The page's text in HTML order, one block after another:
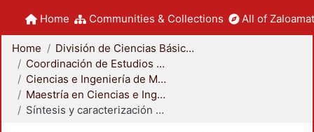
Home Communities & Collections All of
Home
División de Ciencias Básicas e Ingeniería
Coordinación de Estudios de Posgrado - CBI
Ciencias e Ingeniería de Materiales
Maestría en Ciencias e Ingeniería de Materiales
Síntesis y caracterización de una aleación de Níquel-Titanio-Aluminio fabricada por pulvimetalurgia